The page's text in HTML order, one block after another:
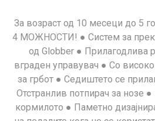
За возраст од 10 месеци до 5
4 МОЖНОСТИ! ● Систем за
од Globber ● Прилагодлива
вграден управувач ● Со
за грбот ● Седиштето се
Отстранлив потпирач за нозе
кормилото ● Паметно